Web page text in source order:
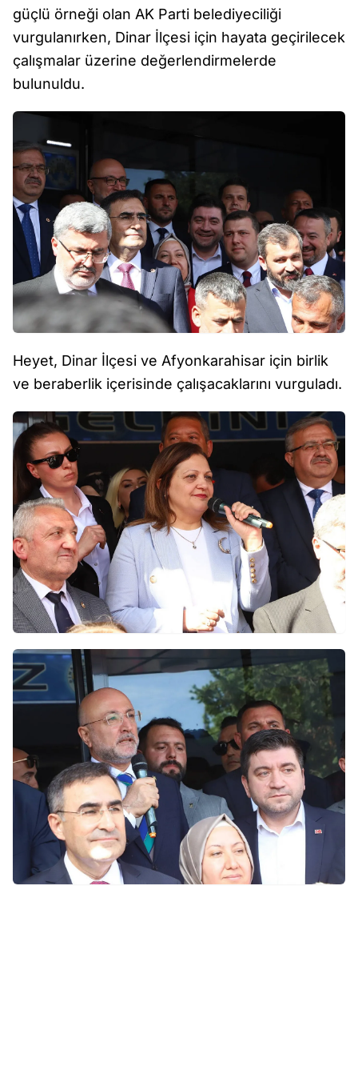
güçlü örneği olan AK Parti belediyeciliği
vurgulanırken, Dinar İlçesi için hayata geçirilecek
çalışmalar üzerine değerlendirmelerde
bulunuldu.
Heyet, Dinar İlçesi ve Afyonkarahisar için birlik
ve beraberlik içerisinde çalışacaklarını vurguladı.